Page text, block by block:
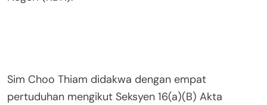
Sim Choo Thiam didakwa dengan empat
pertuduhan mengikut Seksyen 16(a)(B) Akta